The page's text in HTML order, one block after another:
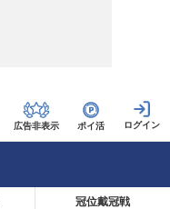
広告非表示 ポイ活
冠位戴冠戦